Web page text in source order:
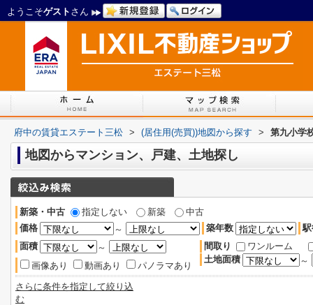
ようこそゲスト さん
府中の賃貸エステート三松 > (居住用(売買))地図から探す > 第九小学
地図からマンション、戸建、土地探し
新築・中古 指定しない 新築
中古
価格
～ 築年数
面積
～
画像あり
動画あり パノラマあり
間取り
ワンルーム
土地面積
～
さらに条件を指定して絞り込
む